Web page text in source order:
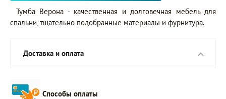
Тумба Верона - качественная и долговечная мебель для
спальни, тщательно подобранные материалы и фурнитура.
Доставка и оплата
Способы оплаты